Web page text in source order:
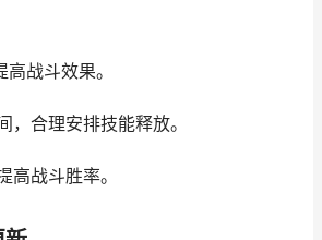
战斗效果。
，合理安排技能释放。
高战斗胜率。